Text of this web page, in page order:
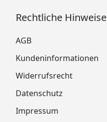
Rechtliche Hinweise
AGB
Kundeninformationen
Widerrufsrecht
Datenschutz
Impressum